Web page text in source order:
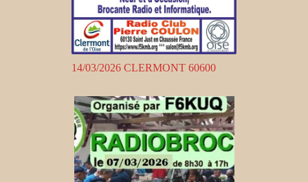
14/03/2026 CLERMONT 60600